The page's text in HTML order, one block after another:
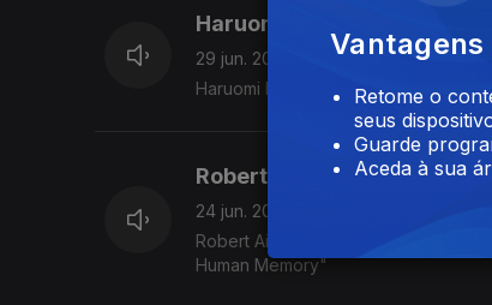
Haruomi Hosono
29 jun. 2026
Haruomi Hosono/Tin Pan Alley "In
Robert Aiki Aubrey Lowe
24 jun. 2026
Robert Aiki Aubrey Lowe, álbum
Human Memory"
Vantagens
Retome o
seus
Guarde
Aceda à sua